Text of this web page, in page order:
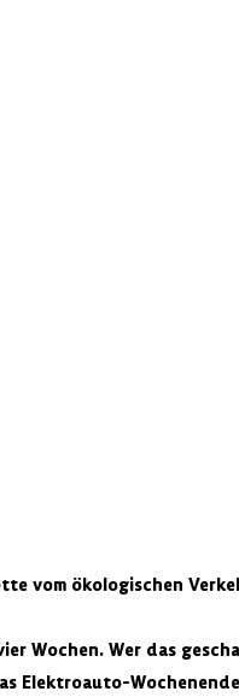
vom ökologischen
Wochen. Wer das
Elektroauto-